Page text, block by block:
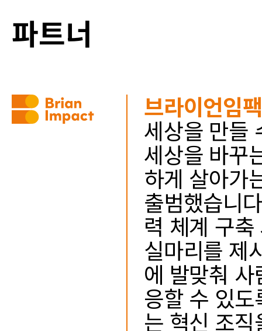
파트너
브라이언임
세상을 만들
세상을 바꾸
하게 살아가
출범했습니
력 체계 구
실마리를 제
에 발맞춰
응할 수 있
는 혁신 조